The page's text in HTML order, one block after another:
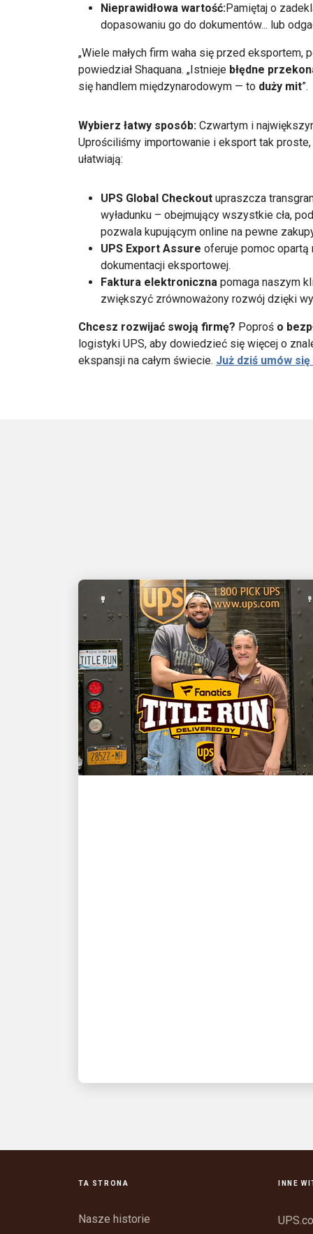
Nieprawidłowa wartość:Pamiętaj o
dopasowaniu go do dokumentów... lub
„Wiele małych firm waha się przed
powiedział Shaquana. „Istnieje błędne
się handlem międzynarodowym — to duży mit”.
Wybierz łatwy sposób: Czwartym i
Uprościliśmy importowanie i eksport tak
ułatwiają:
UPS Global Checkout upraszcza
wyładunku – obejmujący wszystkie cła,
pozwala kupującym online na pewne
UPS Export Assure oferuje pomoc opartą
dokumentacji eksportowej.
Faktura elektroniczna pomaga naszym
zwiększyć zrównoważony rozwój dzięki
Chcesz rozwijać swoją firmę? Poproś o
logistyki UPS, aby dowiedzieć się więcej o
ekspansji na całym świecie. Już dziś umów
TA STRONA
Nasze historie
INNE